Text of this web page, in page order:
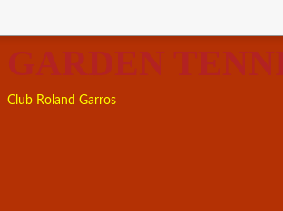
GARDEN
Club Roland Garros